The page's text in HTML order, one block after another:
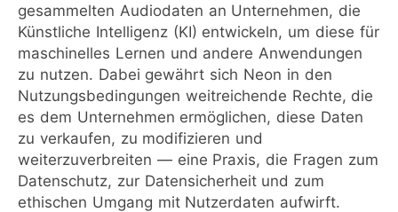
gesammelten Audiodaten an Unternehmen, die
Künstliche Intelligenz (KI) entwickeln, um diese für
maschinelles Lernen und andere Anwendungen
zu nutzen. Dabei gewährt sich Neon in den
Nutzungsbedingungen weitreichende Rechte, die
es dem Unternehmen ermöglichen, diese Daten
zu verkaufen, zu modifizieren und
weiterzuverbreiten — eine Praxis, die Fragen zum
Datenschutz, zur Datensicherheit und zum
ethischen Umgang mit Nutzerdaten aufwirft.